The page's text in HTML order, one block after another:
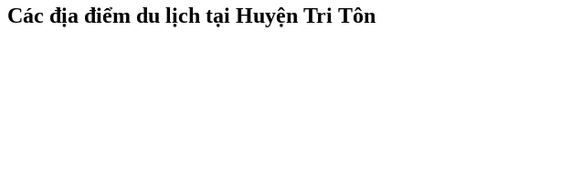
Các địa điểm du lịch tại Huyện Tri Tôn